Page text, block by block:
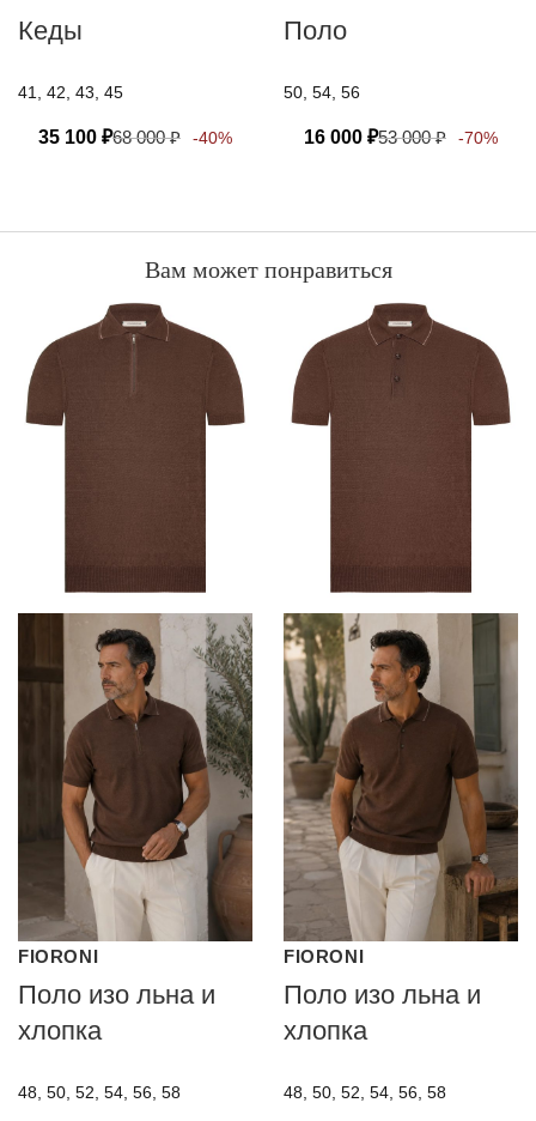
Кеды
41, 42, 43, 45
35 100 ₽68 000₽ -40%
Поло
50, 54, 56
16 000 ₽53 000₽ -70%
Вам может понравиться
FIORONI
Поло изо льна и
хлопка
48, 50, 52, 54, 56, 58
FIORONI
Поло изо льна и
хлопка
48, 50, 52, 54, 56, 58